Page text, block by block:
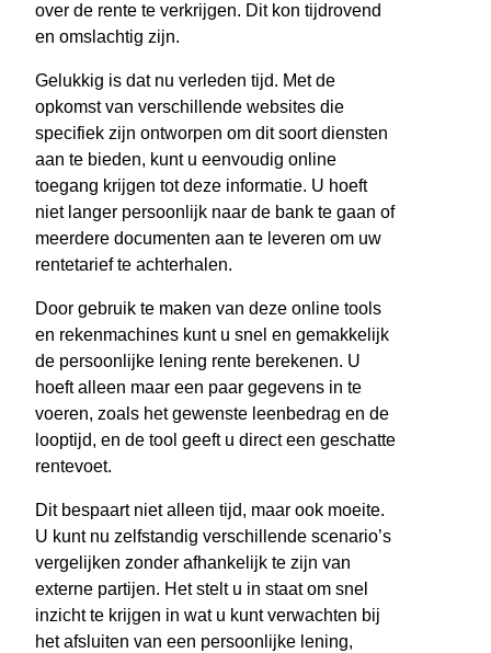
over de rente te verkrijgen. Dit kon tijdrovend
en omslachtig zijn.
Gelukkig is dat nu verleden tijd. Met de
opkomst van verschillende websites die
specifiek zijn ontworpen om dit soort diensten
aan te bieden, kunt u eenvoudig online
toegang krijgen tot deze informatie. U hoeft
niet langer persoonlijk naar de bank te gaan of
meerdere documenten aan te leveren om uw
rentetarief te achterhalen.
Door gebruik te maken van deze online tools
en rekenmachines kunt u snel en gemakkelijk
de persoonlijke lening rente berekenen. U
hoeft alleen maar een paar gegevens in te
voeren, zoals het gewenste leenbedrag en de
looptijd, en de tool geeft u direct een geschatte
rentevoet.
Dit bespaart niet alleen tijd, maar ook moeite.
U kunt nu zelfstandig verschillende scenario’s
vergelijken zonder afhankelijk te zijn van
externe partijen. Het stelt u in staat om snel
inzicht te krijgen in wat u kunt verwachten bij
het afsluiten van een persoonlijke lening,